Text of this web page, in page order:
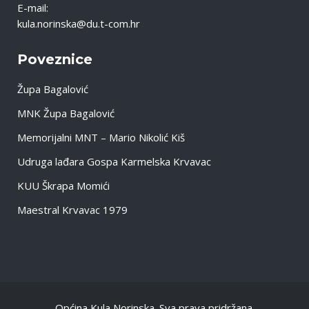
E-mail:
kula.norinska@du.t-com.hr
Poveznice
Župa Bagalović
MNK Župa Bagalović
Memorijalni MNT – Mario Nikolić Kiš
Udruga lađara Gospa Karmelska Krvavac
KUU Škrapa Momići
Maestral Krvavac 1979